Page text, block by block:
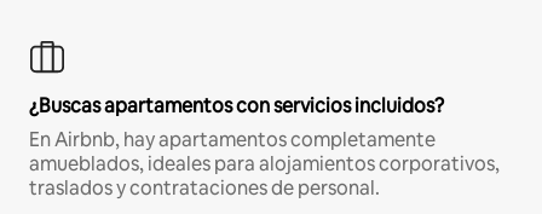
¿Buscas apartamentos con servicios incluidos?
En Airbnb, hay apartamentos completamente
amueblados, ideales para alojamientos corporativos,
traslados y contrataciones de personal.